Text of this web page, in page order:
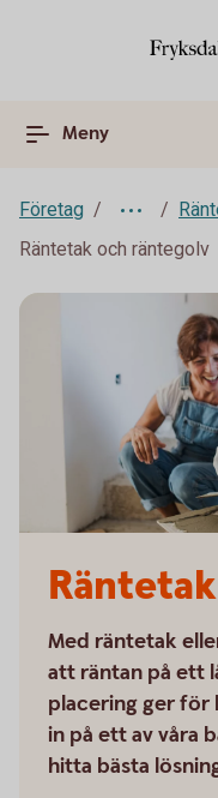
Meny
Företag
Räntetak och räntegolv
Med räntetak
att räntan på ett
placering ger för
in på ett av våra
hitta bästa